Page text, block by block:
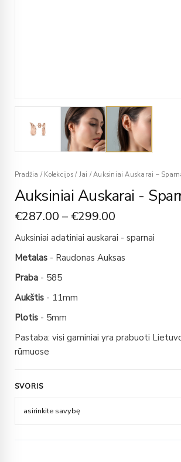
Pradžia / Kolekcijos / Jai /Auksiniai Auskarai –
Auksiniai Auskarai -
€287.00 – €299.00
Auksiniai adatiniai auskarai - sparnai
Metalas - Raudonas Auksas
Praba - 585
Aukštis - 11mm
Plotis - 5mm
Pastaba: visi gaminiai yra prabuoti
rūmuose
SVORIS